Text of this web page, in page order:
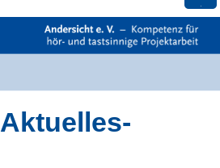
Aktuelles-